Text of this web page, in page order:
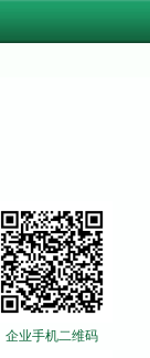
企业手机二维码